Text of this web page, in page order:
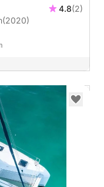
4.8(2)
(2020)